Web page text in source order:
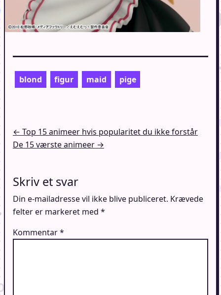
blond figur maid pige
Indlægsnavigation
← Top 15 animeer hvis popularitet du ikke forstår
De 15 værste animeer →
Skriv et svar
Din e-mailadresse vil ikke blive publiceret. Krævede
felter er markeret med *
Kommentar*